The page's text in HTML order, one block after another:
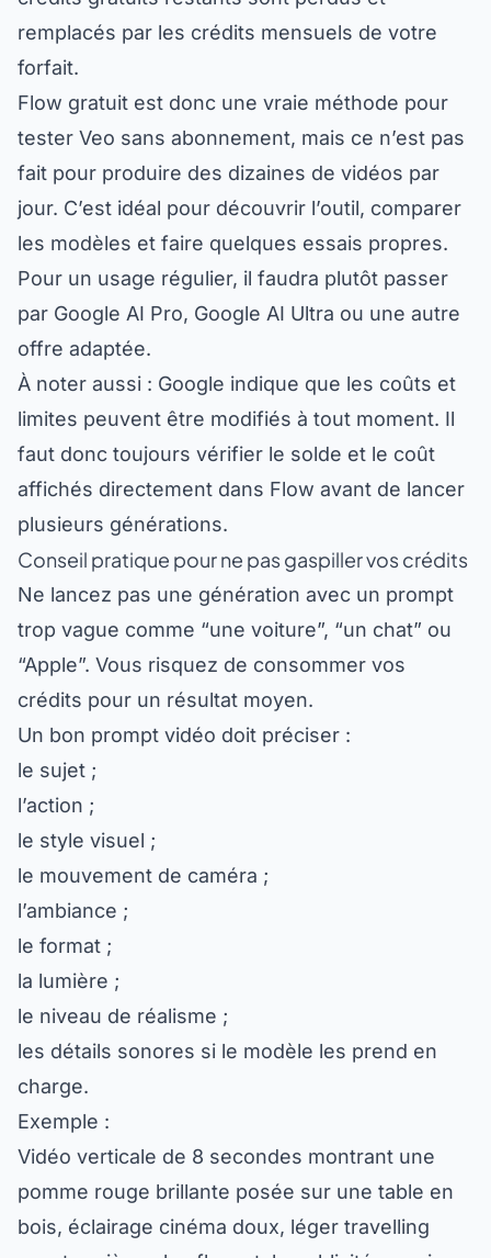
remplacés par les crédits mensuels de votre
forfait.
Flow gratuit est donc une vraie méthode pour
tester Veo sans abonnement, mais ce n’est pas
fait pour produire des dizaines de vidéos par
jour. C’est idéal pour découvrir l’outil, comparer
les modèles et faire quelques essais propres.
Pour un usage régulier, il faudra plutôt passer
par Google AI Pro, Google AI Ultra ou une autre
offre adaptée.
À noter aussi : Google indique que les coûts et
limites peuvent être modifiés à tout moment. Il
faut donc toujours vérifier le solde et le coût
affichés directement dans Flow avant de lancer
plusieurs générations.
Conseil pratique pour ne pas gaspiller vos crédits
Ne lancez pas une génération avec un prompt
trop vague comme “une voiture”, “un chat” ou
“Apple”. Vous risquez de consommer vos
crédits pour un résultat moyen.
Un bon prompt vidéo doit préciser :
le sujet ;
l’action ;
le style visuel ;
le mouvement de caméra ;
l’ambiance ;
le format ;
la lumière ;
le niveau de réalisme ;
les détails sonores si le modèle les prend en
charge.
Exemple :
Vidéo verticale de 8 secondes montrant une
pomme rouge brillante posée sur une table en
bois, éclairage cinéma doux, léger travelling
avant, arrière-plan flou, style publicité premium,